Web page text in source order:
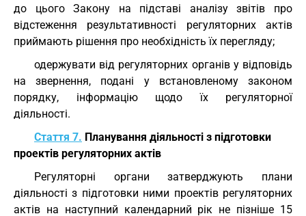
до цього Закону на підставі аналізу звітів про
відстеження результативності регуляторних актів
приймають рішення про необхідність їх перегляду;
одержувати від регуляторних органів у відповідь
на звернення, подані у встановленому законом
порядку, інформацію щодо їх регуляторної
діяльності.
Стаття 7. Планування діяльності з підготовки
проектів регуляторних актів
Регуляторні органи затверджують плани
діяльності з підготовки ними проектів регуляторних
актів на наступний календарний рік не пізніше 15